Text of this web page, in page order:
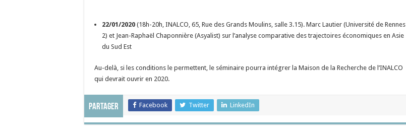
22/01/2020 (18h-20h, INALCO, 65, Rue des Grands Moulins, salle 3.15). Marc Lautier (Université de Rennes
2) et Jean-Raphaël Chaponnière (Asyalist) sur l’analyse comparative des trajectoires économiques en Asie
du Sud Est
Au-delà, si les conditions le permettent, le séminaire pourra intégrer la Maison de la Recherche de l’INALCO
qui devrait ouvrir en 2020.
Partager Facebook Twitter LinkedIn